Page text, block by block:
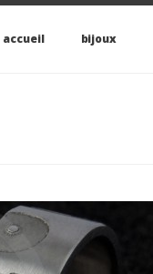
accueil bijoux